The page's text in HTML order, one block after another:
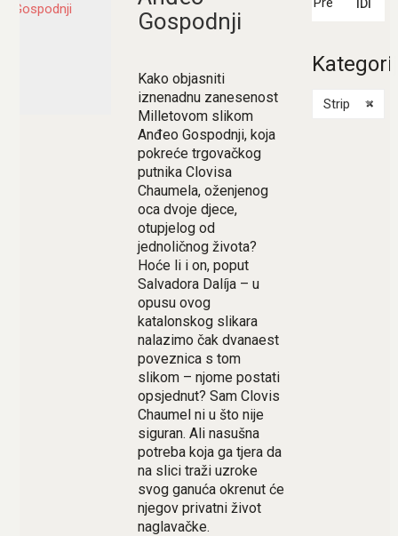
Gospodnji
Kako objasniti
iznenadnu zanesenost
Milletovom slikom
Anđeo Gospodnji, koja
pokreće trgovačkog
putnika Clovisa
Chaumela, oženjenog
oca dvoje djece,
otupjelog od
jednoličnog života?
Hoće li i on, poput
Salvadora Dalíja – u
opusu ovog
katalonskog slikara
nalazimo čak dvanaest
poveznica s tom
slikom – njome postati
opsjednut? Sam Clovis
Chaumel ni u što nije
siguran. Ali nasušna
potreba koja ga tjera da
na slici traži uzroke
svog ganuća okrenut će
njegov privatni život
naglavačke.
IDI
×
Strip